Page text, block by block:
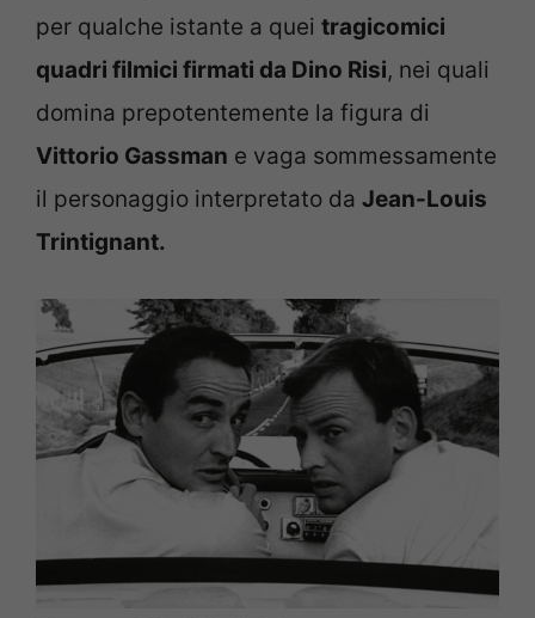
per qualche istante a quei tragicomici
quadri filmici firmati da Dino Risi, nei quali
domina prepotentemente la figura di
Vittorio Gassman e vaga sommessamente
il personaggio interpretato da Jean-Louis
Trintignant.